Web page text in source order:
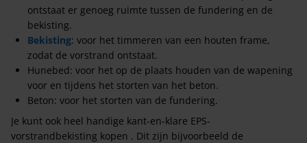
ontstaat er genoeg ruimte tussen de fundering en de
bekisting.
Bekisting: voor het timmeren van een houten frame,
zodat de vorstrand ontstaat.
Hunebed: voor het op de plaats houden van de wapening
voor en tijdens het storten van het beton.
Beton: voor het storten van de fundering.
Je kunt ook heel handige kant-en-klare EPS-
vorstrandbekisting kopen . Dit zijn bijvoorbeeld de